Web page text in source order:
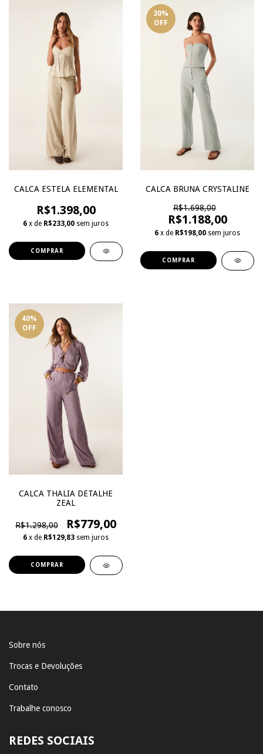
CALCA ESTELA ELEMENTAL
R$1.398,00
6 x de R$233,00 sem juros
COMPRAR
30%
OFF
CALCA BRUNA CRYSTALINE
R$1.698,00
R$1.188,00
6 x de R$198,00 sem juros
COMPRAR
40%
OFF
CALCA THALIA DETALHE
ZEAL
R$1.298,00 R$779,00
6 x de R$129,83 sem juros
COMPRAR
Sobre nós
Trocas e Devoluções
Contato
Trabalhe conosco
REDES SOCIAIS